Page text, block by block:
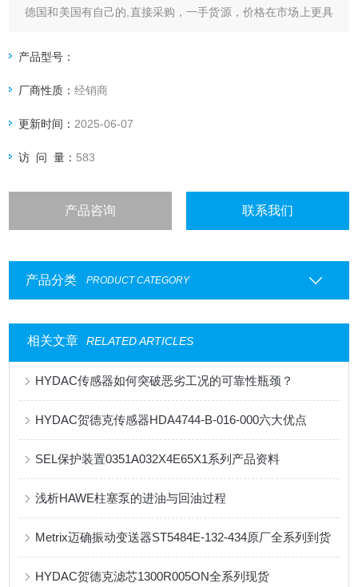
德国和美国有自己的,直接采购，一手货源，价格在市场上更具
货给我们提供固定折扣，确保我们给客户惠的价格。
渠道广: 除了现货，我们跟欧洲许多有直接的业务关系，使我
们可以采购到由于保护而不能报价的品。
产品型号：
厂商性质：经销商
更新时间： 2025-06-07
访 问 量： 583
产品咨询 联系我们
产品分类 PRODUCT CATEGORY
相关文章 RELATED ARTICLES
HYDAC传感器如何突破恶劣工况的可靠性瓶颈？
HYDAC贺德克传感器HDA4744-B-016-000六大优点
SEL保护装置0351A032X4E65X1系列产品资料
浅析HAWE柱塞泵的进油与回油过程
Metrix迈确振动变送器ST5484E-132-434原厂全系列到货
HYDAC贺德克滤芯1300R005ON全系列现货